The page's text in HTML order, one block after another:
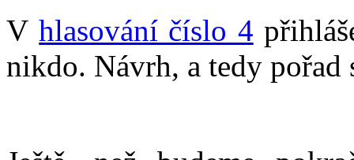
Vhlasování číslo 4
nikdo. Návrh, a tedy pořad